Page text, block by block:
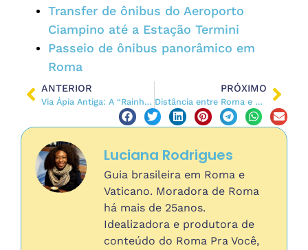
Transfer de ônibus do Aeroporto
Ciampino até a Estação Termini
Passeio de ônibus panorâmico em
Roma
ANTERIOR
Via Ápia Antiga: A “Rainha das Estradas” Romanas
PRÓXIMO
Distância entre Roma e Principais Cidades Italianas
Luciana Rodrigues
Guia brasileira em Roma e
Vaticano. Moradora de Roma
há mais de 25anos.
Idealizadora e produtora de
conteúdo do Roma Pra Você,